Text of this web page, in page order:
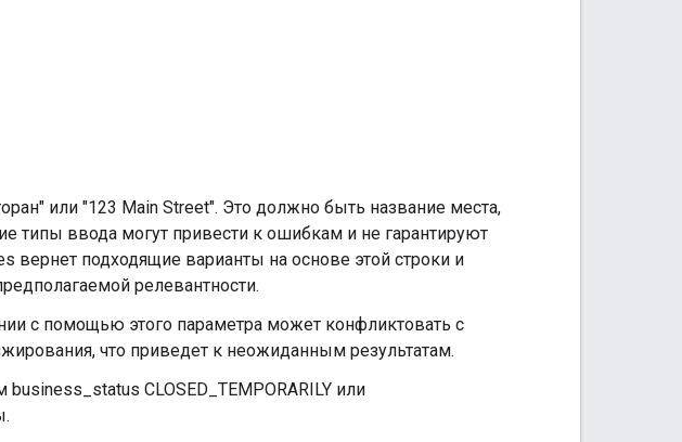
или "123 Main Street". Это должно быть название места,
типы ввода могут привести к ошибкам и не гарантируют
вернет подходящие варианты на основе этой строки и
релевантности.
с помощью этого параметра может конфликтовать с
что приведет к неожиданным результатам.
business_status CLOSED_TEMPORARILY или